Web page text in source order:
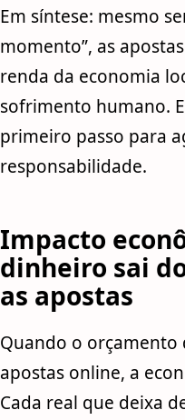
Em síntese: mesmo
momento”, as
renda da economia
sofrimento humano.
primeiro passo para
responsabilidade.
Impacto
dinheiro sai
as apostas
Quando o orçamento
apostas online, a
Cada real que deixa